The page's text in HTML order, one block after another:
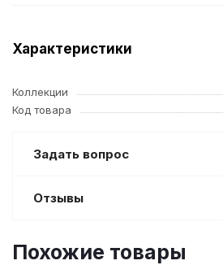
Характеристики
Коллекции
Код товара
Задать вопрос
Отзывы
Похожие товары